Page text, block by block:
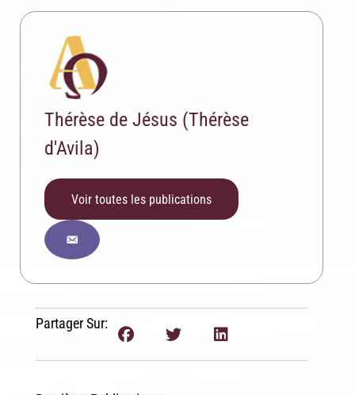
Thérèse de Jésus (Thérèse
d'Avila)
Voir toutes les publications
Partager Sur:
Inscription News Letter
Si vous souhaitez recevoir nos dernières actualités,
veuillez indiquer ci-dessous votre adresse mail.